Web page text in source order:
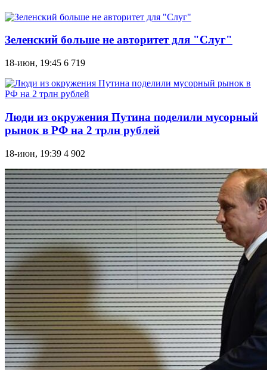
Зеленский больше не авторитет для "Слуг"
18-июн, 19:45 6 719
Люди из окружения Путина поделили мусорный
рынок в РФ на 2 трлн рублей
18-июн, 19:39 4 902